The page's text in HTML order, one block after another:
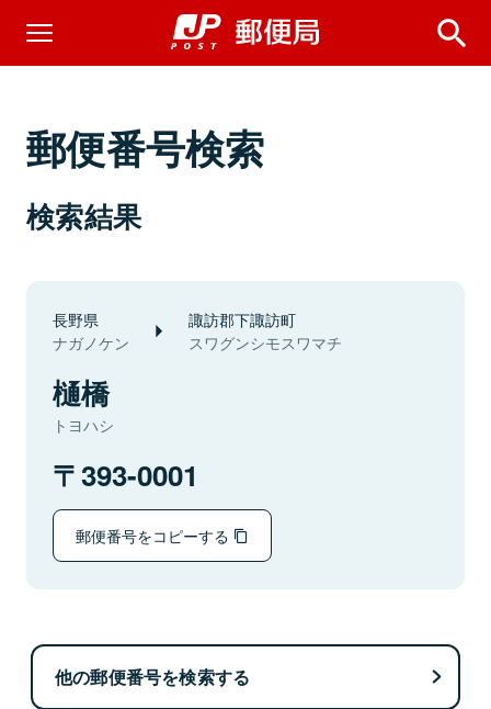
郵便番号検索
検索結果
長野県
ナガノケン
諏訪郡下諏訪町
スワグンシモスワマチ
樋橋
トヨハシ
393-0001
郵便番号をコピーする
他の郵便番号を検索する